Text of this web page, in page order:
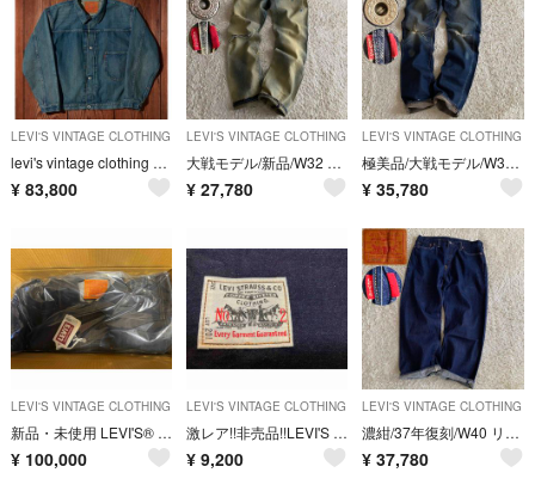
LEVI'S VINTAGE CLOTHING
levi's vintage clothing 1944 s506xx 大戦
¥ 83,800
LEVI'S VINTAGE CLOTHING
大戦モデル/新品/W32 リーバイス S501XX 片面bigE コーンデニム
¥ 27,780
LEVI'S VINTAGE CLOTHING
極美品/大戦モデル/W32 リーバイス S501XX 片面ビッグE 赤耳 鬼ヒゲ
¥ 35,780
LEVI'S VINTAGE CLOTHING
新品・未使用 LEVI'S® S506XX 1944 デニムジャケット XL
¥ 100,000
LEVI'S VINTAGE CLOTHING
激レア!!非売品!!LEVI'S denimクラッチバッグ NO2 201
¥ 9,200
LEVI'S VINTAGE CLOTHING
濃紺/37年復刻/W40 リーバイス 501XX 片面ビッグE 赤耳デニム 尾錠
¥ 37,780